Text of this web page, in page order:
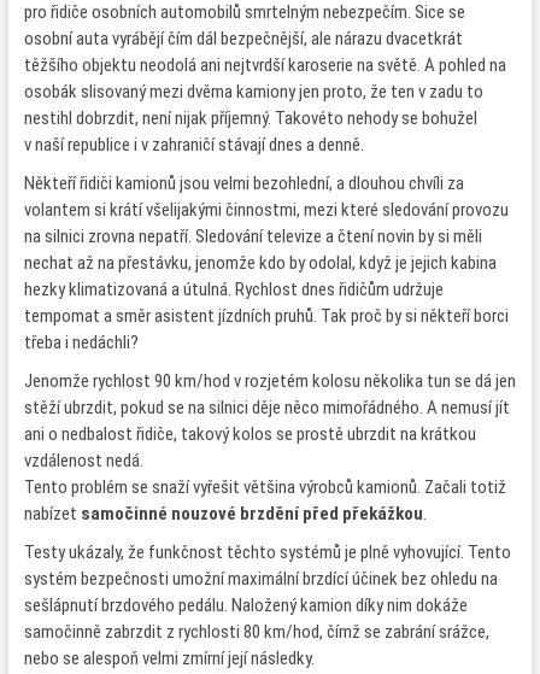
pro řidiče osobních automobilů smrtelným nebezpečím. Sice se
osobní auta vyrábějí čím dál bezpečnější, ale nárazu dvacetkrát
těžšího objektu neodolá ani nejtvrdší karoserie na světě. A pohled na
osobák slisovaný mezi dvěma kamiony jen proto, že ten v zadu to
nestihl dobrzdit, není nijak příjemný. Takovéto nehody se bohužel
v naší republice i v zahraničí stávají dnes a denně.
Někteří řidiči kamionů jsou velmi bezohlední, a dlouhou chvíli za
volantem si krátí všelijakými činnostmi, mezi které sledování provozu
na silnici zrovna nepatří. Sledování televize a čtení novin by si měli
nechat až na přestávku, jenomže kdo by odolal, když je jejich kabina
hezky klimatizovaná a útulná. Rychlost dnes řidičům udržuje
tempomat a směr asistent jízdních pruhů. Tak proč by si někteří borci
třeba i nedáchli?
Jenomže rychlost 90 km/hod v rozjetém kolosu několika tun se dá jen
stěží ubrzdit, pokud se na silnici děje něco mimořádného. A nemusí jít
ani o nedbalost řidiče, takový kolos se prostě ubrzdit na krátkou
vzdálenost nedá.
Tento problém se snaží vyřešit většina výrobců kamionů. Začali totiž
nabízet samočinné nouzové brzdění před překážkou.
Testy ukázaly, že funkčnost těchto systémů je plně vyhovující. Tento
systém bezpečnosti umožní maximální brzdící účinek bez ohledu na
sešlápnutí brzdového pedálu. Naložený kamion díky nim dokáže
samočinně zabrzdit z rychlosti 80 km/hod, čímž se zabrání srážce,
nebo se alespoň velmi zmírní její následky.